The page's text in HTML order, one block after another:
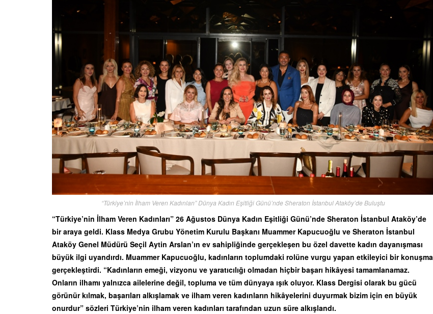
“Türkiye’nin İlham Veren Kadınları” Dünya Kadın Eşitliği Günü’nde Sheraton İstanbul Ataköy’de Buluştu
“Türkiye’nin İlham Veren Kadınları” 26 Ağustos Dünya Kadın Eşitliği Günü’nde Sheraton İstanbul Ataköy’de
bir araya geldi. Klass Medya Grubu Yönetim Kurulu Başkanı Muammer Kapucuoğlu ve Sheraton İstanbul
Ataköy Genel Müdürü Seçil Aytin Arslan’ın ev sahipliğinde gerçekleşen bu özel davette kadın dayanışması
büyük ilgi uyandırdı. Muammer Kapucuoğlu, kadınların toplumdaki rolüne vurgu yapan etkileyici bir konuşma
gerçekleştirdi. “Kadınların emeği, vizyonu ve yaratıcılığı olmadan hiçbir başarı hikâyesi tamamlanamaz.
Onların ilhamı yalnızca ailelerine değil, topluma ve tüm dünyaya ışık oluyor. Klass Dergisi olarak bu gücü
görünür kılmak, başarıları alkışlamak ve ilham veren kadınların hikâyelerini duyurmak bizim için en büyük
onurdur” sözleri Türkiye’nin ilham veren kadınları tarafından uzun süre alkışlandı.